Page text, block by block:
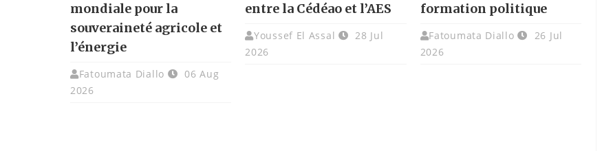
mondiale pour la
souveraineté agricole et
l’énergie
Fatoumata Diallo
06 Aug
2026
entre la Cédéao et l’AES
Youssef El Assal
28 Jul
2026
formation politique
Fatoumata Diallo
26 Jul
2026